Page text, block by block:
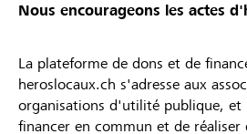
Nous encourageons les actes
La plateforme de dons et de
heroslocaux.ch s'adresse aux
organisations d'utilité publique, et
financer en commun et de réaliser